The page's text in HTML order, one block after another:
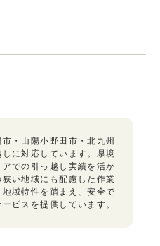
・山陽小野田市・北九州
に対応しています。県境
での引っ越し実績を活か
い地域にも配慮した作業
域特性を踏まえ、安全で
ビスを提供しています。